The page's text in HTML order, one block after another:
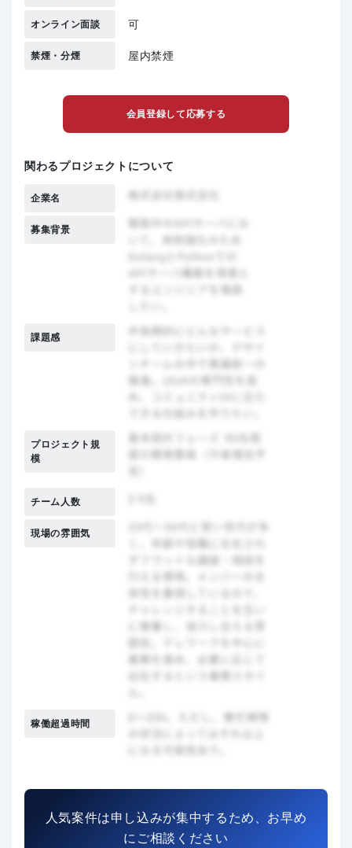
オンライン面談 可
禁煙・分煙 屋内禁煙
会員登録して応募する
関わるプロジェクトについて
企業名
募集背景
課題感
プロジェクト規
模
チーム人数
現場の雰囲気
稼働超過時間
人気案件は申し込みが集中するため、お早め
にご相談ください